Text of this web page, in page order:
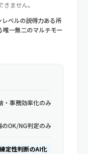
ません。
ベルの説得力ある所
唯一無二のマルチモー
・事務効率化のみ
OK/NG判定のみ
定性判断のAI化